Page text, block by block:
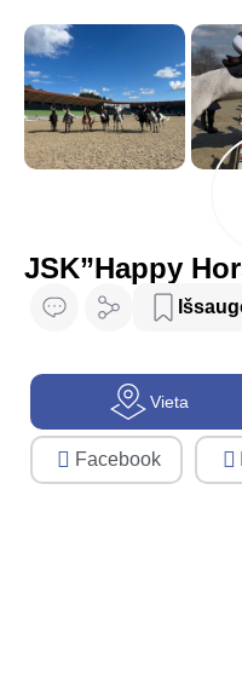
JSK”Happy
Vieta
Facebook